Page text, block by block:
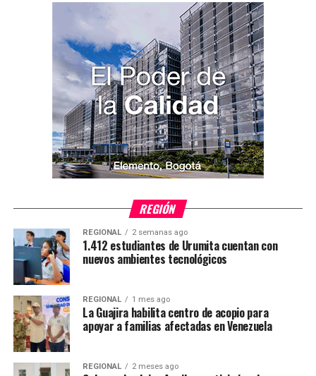
REGIÓN
REGIONAL 2 semanas ago
1.412 estudiantes de Urumita cuentan con
nuevos ambientes tecnológicos
REGIONAL 1 mes ago
La Guajira habilita centro de acopio para
apoyar a familias afectadas en Venezuela
REGIONAL 2 meses ago